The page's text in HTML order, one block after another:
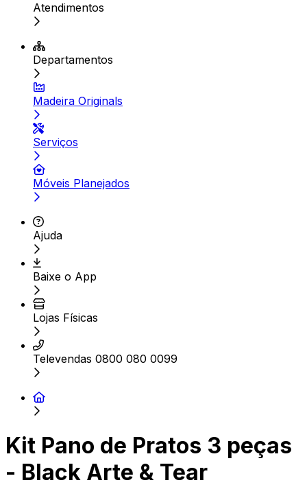
Atendimentos
Departamentos
Madeira Originals
Serviços
Móveis Planejados
Ajuda
Baixe o App
Lojas Físicas
Televendas 0800 080 0099
Kit Pano de Pratos 3 peças
- Black Arte & Tear